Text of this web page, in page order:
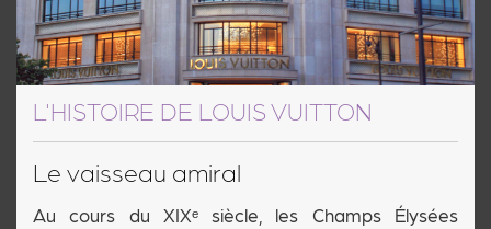
L'HISTOIRE DE LOUIS VUITTON
Le vaisseau amiral
Au cours du XIXᵉ siècle, les Champs Élysées